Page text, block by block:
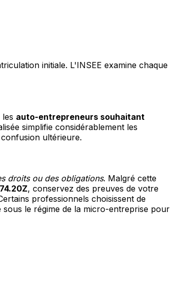
initiale. L'INSEE examine chaque
auto-entrepreneurs souhaitant
simplifie considérablement les
ultérieure.
droits ou des obligations. Malgré cette
, conservez des preuves de votre
professionnels choisissent de
le régime de la micro-entreprise pour